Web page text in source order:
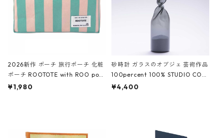
2026新作 ポーチ 旅行ポーチ 化粧
ポーチ ROOTOTE with ROO pou
ch 3532 ルートート WR.ポーチ.ラ
¥1,980
砂時計 ガラスのオブジェ 芸術作品
100percent 100% STUDIO COH
AKU Timeless 100パーセント ス
¥4,400